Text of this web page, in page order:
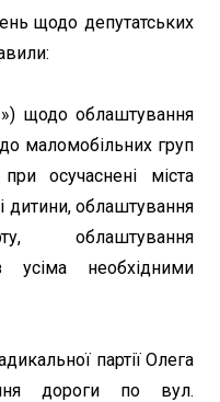
щодо депутатських
щодо облаштування
маломобільних груп
осучаснені міста
дитини, облаштування
облаштування
усіма необхідними
партії Олега
дороги по вул.